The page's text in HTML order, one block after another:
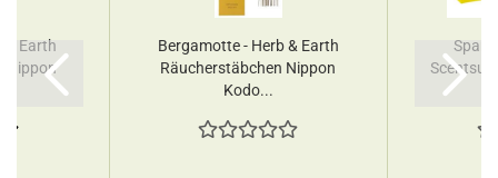
& Earth
Nippon
Bergamotte - Herb & Earth
Räucherstäbchen Nippon
Kodo...